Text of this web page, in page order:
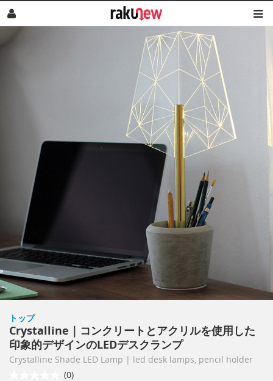
トップ
Crystalline｜コンクリートとアクリルを使用した
印象的デザインのLEDデスクランプ
Crystalline Shade LED Lamp | led desk lamps, pencil holder
(0)